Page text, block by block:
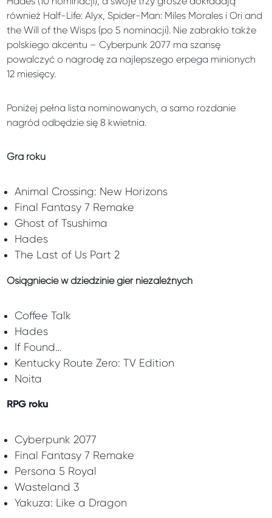
również Half-Life: Alyx, Spider-Man: Miles Morales i Ori and
the Will of the Wisps (po 5 nominacji). Nie zabrakło także
polskiego akcentu – Cyberpunk 2077 ma szansę
powalczyć o nagrodę za najlepszego erpega minionych
12 miesięcy.
Poniżej pełna lista nominowanych, a samo rozdanie
nagród odbędzie się 8 kwietnia.
Gra roku
Animal Crossing: New Horizons
Final Fantasy 7 Remake
Ghost of Tsushima
Hades
The Last of Us Part 2
Osiągniecie w dziedzinie gier niezależnych
Coffee Talk
Hades
If Found…
Kentucky Route Zero: TV Edition
Noita
RPG roku
Cyberpunk 2077
Final Fantasy 7 Remake
Persona 5 Royal
Wasteland 3
Yakuza: Like a Dragon